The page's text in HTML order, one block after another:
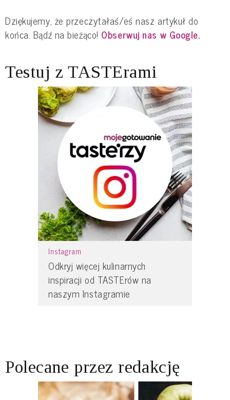
Dziękujemy, że przeczytałaś/eś nasz artykuł do
końca. Bądź na bieżąco! Obserwuj nas w Google.
Testuj z TASTErami
Instagram
Odkryj więcej kulinarnych
inspiracji od TASTErów na
naszym Instagramie
Polecane przez redakcję